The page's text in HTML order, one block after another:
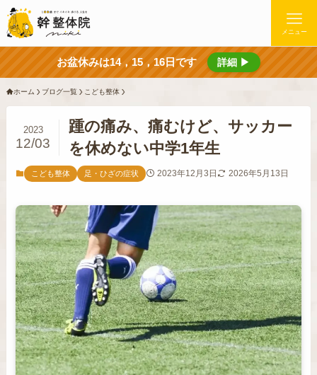
メニュー
お盆休みは14，15，16日です 詳細 ▶
ホーム ブログ一覧 こども整体
踵の痛み、痛むけど、サッカー
を休めない中学1年生
2023
12/03
こども整体 足・ひざの症状 2023年12月3日 2026年5月13日